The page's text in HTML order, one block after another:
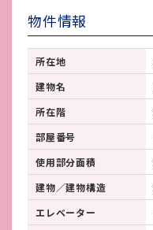
物件情報
所在地
建物名
所在階
部屋番号
使用部分面積
建物／建物構造
エレベーター